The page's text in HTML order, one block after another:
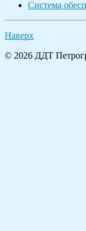
Система
Наверх
© 2026 ДДТ